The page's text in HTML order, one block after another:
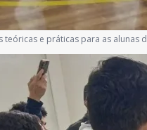
e práticas para as